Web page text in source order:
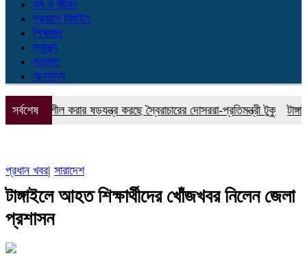
ধর্ম ও জীবন
প্রবাসে টাঙ্গাইল
শিক্ষাঙ্গন
স্বাস্থ্য
মতামত
অন্যান্য
সর্বশেষ করার ষড়যন্ত্র করছে স্বৈরাচারের দোসররা-প্রতিমন্ত্রী টুকু
প্রধান খবর| সারাদেশ
টাঙ্গাইলে আহত শিক্ষার্থীদের খোঁজখবর নিলেন জেলা
প্রশাসন